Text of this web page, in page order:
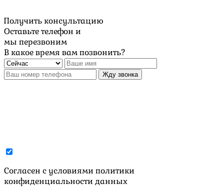
Получить консультацию
Оставьте телефон и
мы перезвоним
В какое время вам позвонить?
Жду звонка
Cогласен с условиями политики
конфиденциальности данных